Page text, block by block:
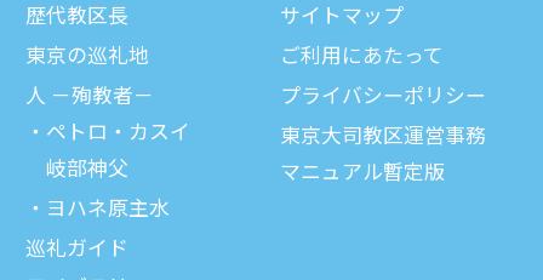
歴代教区⻑
東京の巡礼地
⼈ －殉教者－
ペトロ・カスイ
岐部神父
ヨハネ原主水
巡礼ガイド
サイトマップ
ご利⽤にあたって
プライバシーポリシー
東京大司教区運営事務
マニュアル暫定版